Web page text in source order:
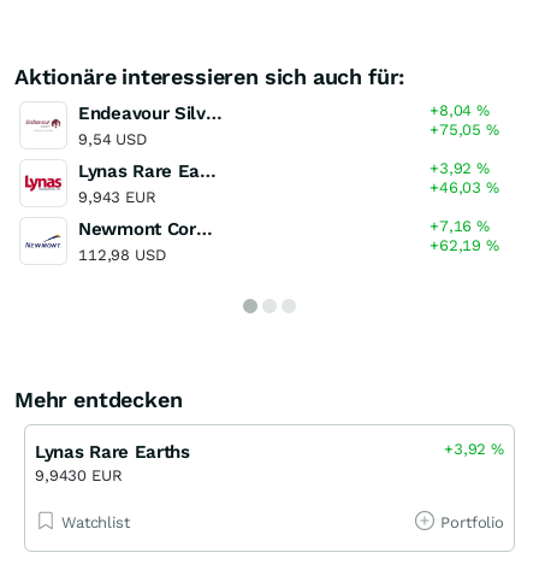
Aktionäre interessieren sich auch für:
Endeavour Silver
9,54 USD
+8,04%
+75,05%
Lynas Rare Earths
9,943 EUR
+3,92%
+46,03%
Newmont Corporation
112,98 USD
+7,16%
+62,19%
Mehr entdecken
Lynas Rare Earths
9,9430 EUR
+3,92%
Watchlist Portfolio